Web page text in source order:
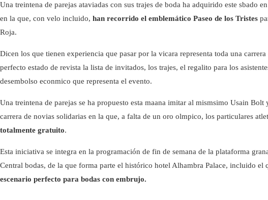
Una treintena de parejas ataviadas con sus trajes de boda ha adquirido este sbado
en la que, con velo incluido, han recorrido el emblemático Paseo de los Tristes
Roja.
Dicen los que tienen experiencia que pasar por la vicara representa toda una
perfecto estado de revista la lista de invitados, los trajes, el regalito para los
desembolso econmico que representa el evento.
Una treintena de parejas se ha propuesto esta maana imitar al mismsimo Usain
carrera de novias solidarias en la que, a falta de un oro olmpico, los particulares
totalmente gratuito.
Esta iniciativa se integra en la programación de fin de semana de la plataforma
Central bodas, de la que forma parte el histórico hotel Alhambra Palace, incluido el
escenario perfecto para bodas con embrujo.